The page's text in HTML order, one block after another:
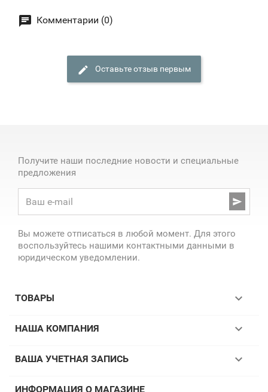
Комментарии (0)
Оставьте отзыв первым
Получите наши последние новости и специальные
предложения

Вы можете отписаться в любой момент. Для этого
воспользуйтесь нашими контактными данными в
юридическом уведомлении.
ТОВАРЫ 
НАША КОМПАНИЯ 
ВАША УЧЕТНАЯ ЗАПИСЬ 
ИНФОРМАЦИЯ О МАГАЗИНЕ